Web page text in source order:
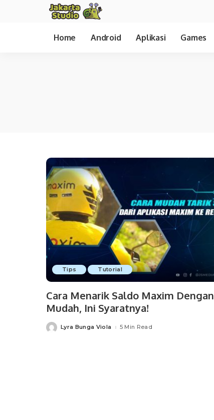
Home Android Aplikasi Games
Tips Tutorial
Cara Menarik Saldo Maxim Dengan
Mudah, Ini Syaratnya!
PostedLyra Bunga Viola 5 Min Read